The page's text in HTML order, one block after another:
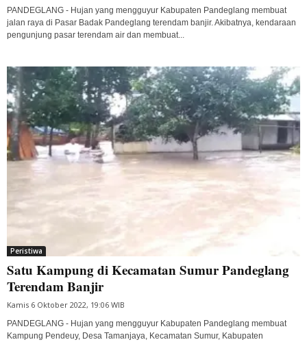
PANDEGLANG - Hujan yang mengguyur Kabupaten Pandeglang membuat
jalan raya di Pasar Badak Pandeglang terendam banjir. Akibatnya, kendaraan
pengunjung pasar terendam air dan membuat...
Peristiwa
Satu Kampung di Kecamatan Sumur Pandeglang
Terendam Banjir
Kamis 6 Oktober 2022, 19:06 WIB
PANDEGLANG - Hujan yang mengguyur Kabupaten Pandeglang membuat
Kampung Pendeuy, Desa Tamanjaya, Kecamatan Sumur, Kabupaten